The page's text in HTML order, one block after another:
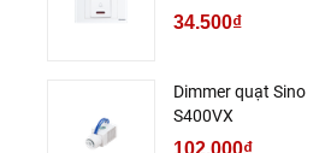
34.500₫
Dimmer quạt Sino
S400VX
102.000₫